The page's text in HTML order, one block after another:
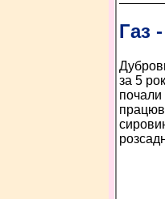
Газ
за 5
почали